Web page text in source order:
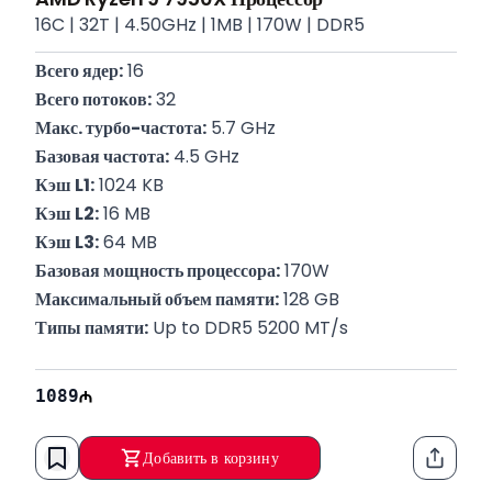
16C | 32T | 4.50GHz | 1MB | 170W | DDR5
Всего ядер: 16
Всего потоков: 32
Макс. турбо-частота: 5.7 GHz
Базовая частота: 4.5 GHz
Кэш L1: 1024 KB
Кэш L2: 16 MB
Кэш L3: 64 MB
Базовая мощность процессора: 170W
Максимальный объем памяти: 128 GB
Типы памяти: Up to DDR5 5200 MT/s
Гарантия:
1089
Добавить в корзину